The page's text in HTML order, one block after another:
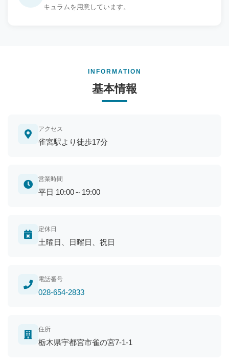
キュラムを用意しています。
INFORMATION
基本情報
アクセス
雀宮駅より徒歩17分
営業時間
平日 10:00～19:00
定休日
土曜日、日曜日、祝日
電話番号
028-654-2833
住所
栃木県宇都宮市雀の宮7-1-1